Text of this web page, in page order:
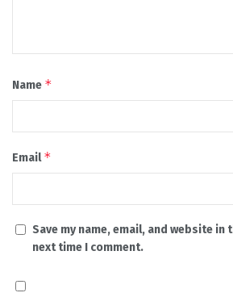
Name *
Email*
Save my name, email, and website
next time I comment.